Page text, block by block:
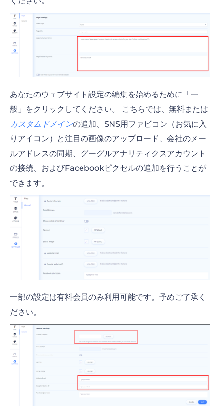
あなたのウェブサイト設定の編集を始めるために「一
般」をクリックしてください。 こちらでは、無料または
カスタムドメインの追加、SNS用ファビコン（お気に入
りアイコン）と注目の画像のアップロード、会社のメー
ルアドレスの同期、グーグルアナリティクスアカウント
の接続、およびFacebookピクセルの追加を行うことが
できます。
一部の設定は有料会員のみ利用可能です。予めご了承く
ださい。